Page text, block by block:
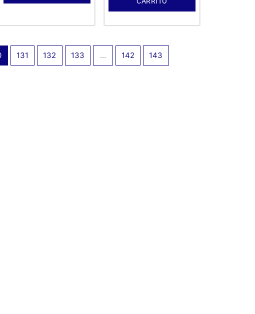
131 132 133 … 142 143